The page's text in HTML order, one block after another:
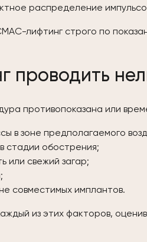
распределение
лифтинг строго по
проводить
противопоказана или
в зоне предполагаемого
стадии обострения;
или свежий загар;
совместимых имплантов.
из этих факторов,